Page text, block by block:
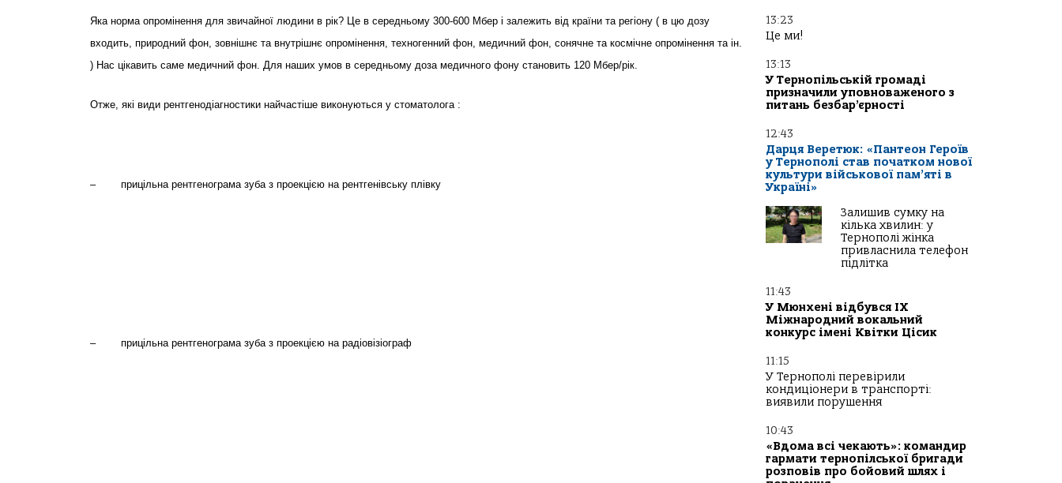
Яка норма опромінення для звичайної людини в рік? Це в середньому 300-600 Мбер і залежить від країни та регіону ( в цю дозу
входить, природний фон, зовнішнє та внутрішнє опромінення, техногенний фон, медичний фон, сонячне та космічне опромінення та ін.
) Нас цікавить саме медичний фон. Для наших умов в середньому доза медичного фону становить 120 Мбер/рік.
Отже, які види рентгенодіагностики найчастіше виконуються у стоматолога :
– прицільна рентгенограма зуба з проекцією на рентгенівську плівку
– прицільна рентгенограма зуба з проекцією на радіовізіограф
13:23
Це ми!
13:13
У Тернопільській громаді
призначили уповноваженого з
питань безбар’єрності
12:43
Дарця Веретюк: «Пантеон Героїв
у Тернополі став початком нової
культури військової пам’яті в
Україні»
Залишив сумку на
кілька хвилин: у
Тернополі жінка
привласнила телефон
підлітка
11:43
У Мюнхені відбувся IX
Міжнародний вокальний
конкурс імені Квітки Цісик
11:15
У Тернополі перевірили
кондиціонери в транспорті:
виявили порушення
10:43
«Вдома всі чекають»: командир
гармати тернопілської бригади
розповів про бойовий шлях і